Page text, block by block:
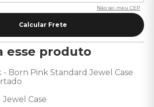
Não sei meu CEP
esse produto
- Born Pink Standard Jewel Case
Case